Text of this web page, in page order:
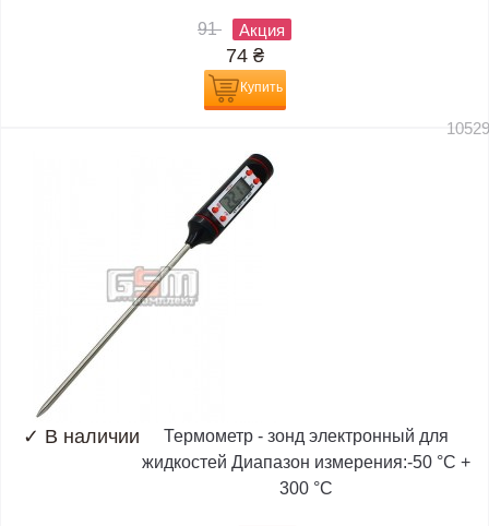
91 Акция
74 ₴
Купить
✓ В наличии
Термометр - зонд электронный для
жидкостей Диапазон измерения:-50 °C +
300 °C